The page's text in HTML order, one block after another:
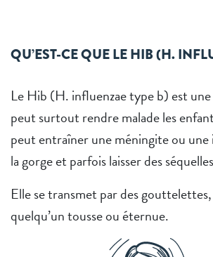
QU’EST-CE QUE LE HIB (H.
Le Hib (H. influenzae type b) est
peut surtout rendre malade les
peut entraîner une méningite ou
la gorge et parfois laisser des
Elle se transmet par des
quelqu’un tousse ou éternue.